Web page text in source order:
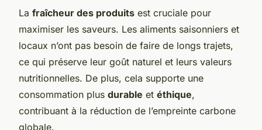
La fraîcheur des produits est cruciale pour
maximiser les saveurs. Les aliments saisonniers et
locaux n’ont pas besoin de faire de longs trajets,
ce qui préserve leur goût naturel et leurs valeurs
nutritionnelles. De plus, cela supporte une
consommation plus durable et éthique,
contribuant à la réduction de l’empreinte carbone
globale.